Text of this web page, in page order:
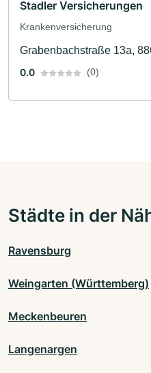
Stadler Versicherungen
Krankenversicherung
Grabenbachstraße 13a,
0.0
(0)
Städte in der
Ravensburg
Weingarten (Württemberg)
Meckenbeuren
Langenargen